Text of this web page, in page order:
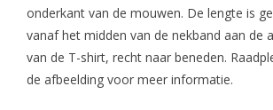
onderkant van de mouwen. De lengte is
vanaf het midden van de nekband aan de
van de T-shirt, recht naar beneden.
de afbeelding voor meer informatie.